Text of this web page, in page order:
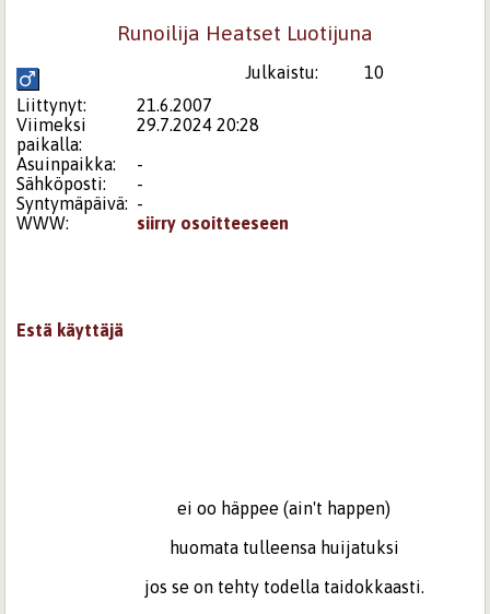
Runoilija Heatset Luotijuna
Julkaistu:
10
Liittynyt:
21.6.2007
Viimeksi
paikalla:
29.7.2024 20:28
Asuinpaikka:
-
Sähköposti:
-
Syntymäpäivä: -
WWW:
siirry osoitteeseen
Estä käyttäjä
ei oo häppee (ain't happen)
huomata tulleensa huijatuksi
jos se on tehty todella taidokkaasti.